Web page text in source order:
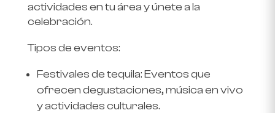
actividades en tu área y únete a la
celebración.
Tipos de eventos:
Festivales de tequila: Eventos que
ofrecen degustaciones, música en vivo
y actividades culturales.